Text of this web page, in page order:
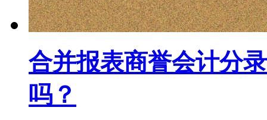
合并报表商誉会计分
吗？